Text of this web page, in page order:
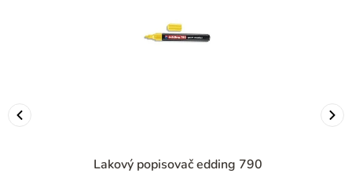
Lakový popisovač edding 790